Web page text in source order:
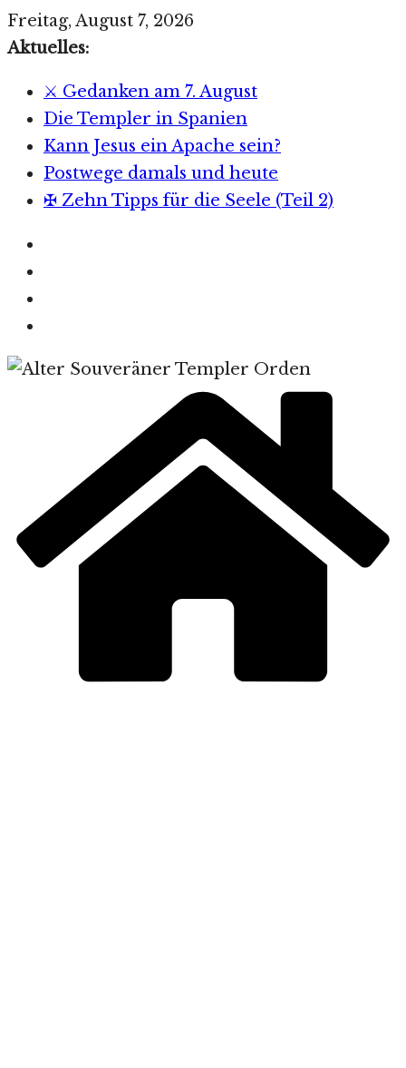
Zum
Inhalt
Freitag, August 7, 2026
Aktuelles:
⚔️ Gedanken am 7. August
Die Templer in Spanien
Kann Jesus ein Apache sein?
Postwege damals und heute
✠ Zehn Tipps für die Seele (Teil 2)